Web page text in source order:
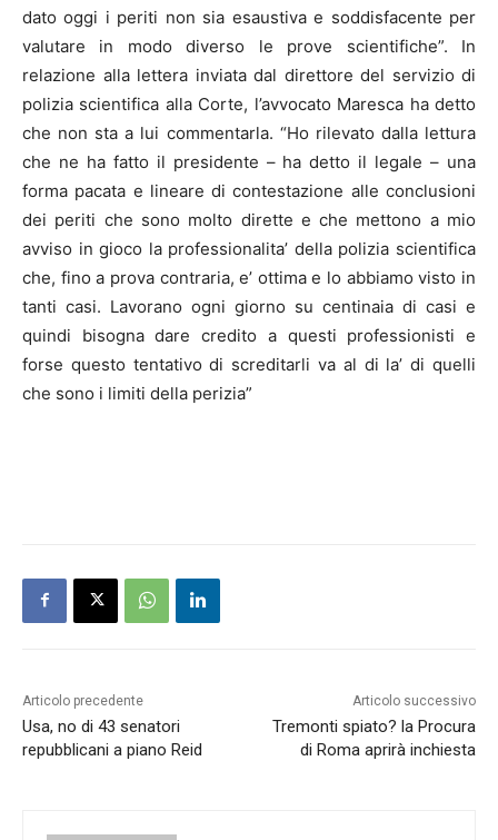
dato oggi i periti non sia esaustiva e soddisfacente per
valutare in modo diverso le prove scientifiche”. In
relazione alla lettera inviata dal direttore del servizio di
polizia scientifica alla Corte, l’avvocato Maresca ha detto
che non sta a lui commentarla. “Ho rilevato dalla lettura
che ne ha fatto il presidente – ha detto il legale – una
forma pacata e lineare di contestazione alle conclusioni
dei periti che sono molto dirette e che mettono a mio
avviso in gioco la professionalita’ della polizia scientifica
che, fino a prova contraria, e’ ottima e lo abbiamo visto in
tanti casi. Lavorano ogni giorno su centinaia di casi e
quindi bisogna dare credito a questi professionisti e
forse questo tentativo di screditarli va al di la’ di quelli
che sono i limiti della perizia”
Articolo precedente
Usa, no di 43 senatori
repubblicani a piano Reid
Articolo successivo
Tremonti spiato? la Procura
di Roma aprirà inchiesta